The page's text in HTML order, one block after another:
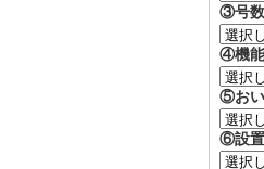
③号数
④機能
⑤お
⑥設